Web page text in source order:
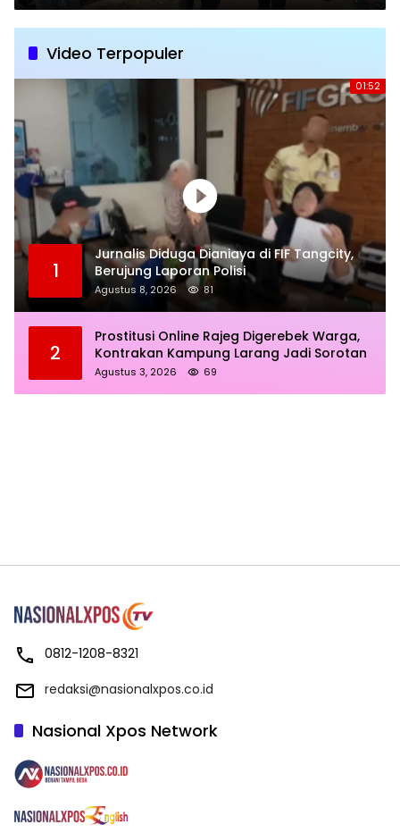
Video Terpopuler
01:52
1
Jurnalis Diduga Dianiaya di FIF Tangcity,
Berujung Laporan Polisi
Agustus 8, 2026 81
2
Prostitusi Online Rajeg Digerebek Warga,
Kontrakan Kampung Larang Jadi Sorotan
Agustus 3, 2026 69
0812-1208-8321
redaksi@nasionalxpos.co.id
Nasional Xpos Network